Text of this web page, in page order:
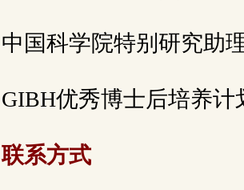
中国科学院特别研究助
GIBH优秀博士后培养计
联系方式